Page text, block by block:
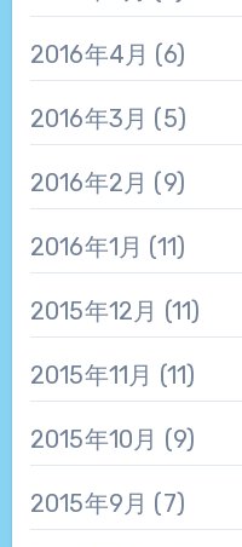
2016年4月 (6)
2016年3月 (5)
2016年2月 (9)
2016年1月 (11)
2015年12月 (11)
2015年11月 (11)
2015年10月 (9)
2015年9月 (7)